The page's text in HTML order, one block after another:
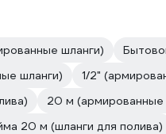
шланги)
шланги) 1/2"
20 м (армированные
20 м (шланги для полива)